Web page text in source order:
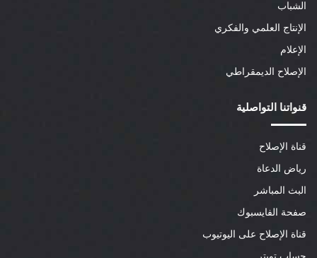
الشباب
الإنتاج العلمي والفكري
الإعلام
الإصلاح الديمقراطي
قنواتنا التواصلية
قناة الإصلاح
رياض الدعاة
البث المباشر
صفحة الفايسبوك
قناة الإصلاح على اليوتيوب